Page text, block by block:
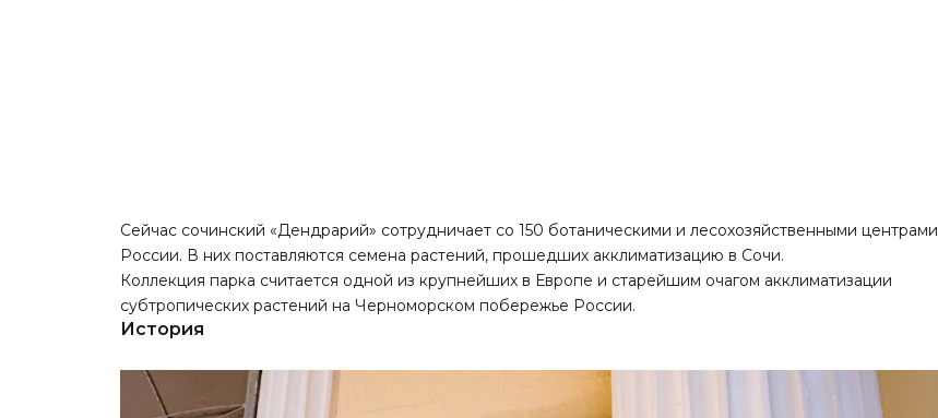
Сейчас сочинский «Дендрарий» сотрудничает со 150 ботаническими и лесохозяйственными центрами
России. В них поставляются семена растений, прошедших акклиматизацию в Сочи.
Коллекция парка считается одной из крупнейших в Европе и старейшим очагом акклиматизации
субтропических растений на Черноморском побережье России.
История